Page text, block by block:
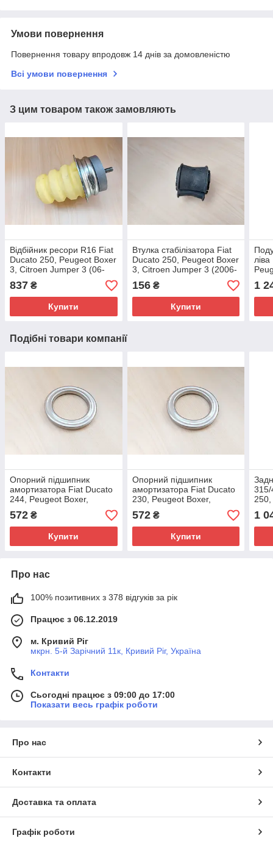
Умови повернення
Повернення товару впродовж 14 днів за домовленістю
Всі умови повернення
З цим товаром також замовляють
Відбійник ресори R16 Fiat
Ducato 250, Peugeot Boxer
3, Citroen Jumper 3 (06-
14), 1355891080, 516697
837 ₴
Купити
Втулка стабілізатора Fiat
Ducato 250, Peugeot Boxer
3, Citroen Jumper 3 (2006-
2014), 1357572080,
5081N9
156₴
Купити
1
Подібні товари компанії
Опорний підшипник
амортизатора Fiat Ducato
244, Peugeot Boxer,
2006), 1355179080,
503539
572 ₴
Купити
Опорний підшипник
амортизатора Fiat Ducato
230, Peugeot Boxer,
2002), 1355179080,
503539
572₴
Купити
1
Про нас
100% позитивних з 378 відгуків за рік
Працює з 06.12.2019
м. Кривий Ріг
мкрн. 5-й Зарічний 11к, Кривий Ріг, Україна
Контакти
Сьогодні працює з 09:00 до 17:00
Показати весь графік роботи
Про нас
Контакти
Доставка та оплата
Графік роботи